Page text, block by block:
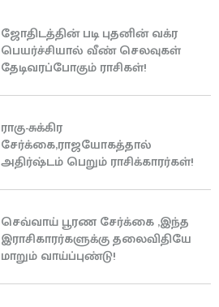
ஜோதிடத்தின் படி புதனின் வக்ர
பெயர்ச்சியால் வீண் செலவுகள்
தேடிவரப்போகும் ராசிகள்!
ராகு-சுக்கிர
சேர்க்கை,ராஜயோகத்தால்
அதிர்ஷ்டம் பெறும் ராசிக்காரர்கள்!
செவ்வாய் பூரண சேர்க்கை ,இந்த
இராசிகாரர்களுக்கு தலைவிதியே
மாறும் வாய்ப்புண்டு!